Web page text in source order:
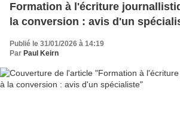
Formation à l'écriture
la conversion : avis d'un
Publié le 31/01/2026 à 14:19
Par Paul Keirn